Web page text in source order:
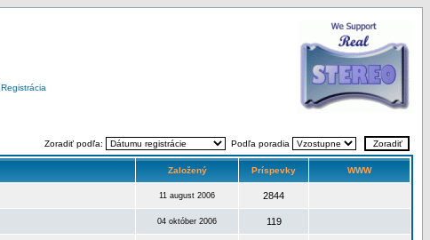
Registrácia
Zoradiť podľa: Podľa poradia
Založený Príspevky WWW
11 august 2006 2844
04 október 2006 119